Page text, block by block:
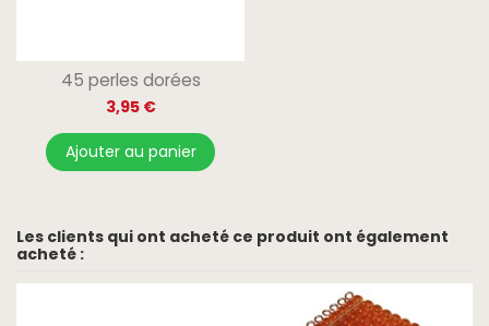
45 perles dorées
3,95 €
Ajouter au panier
Les clients qui ont acheté ce produit ont également
acheté :